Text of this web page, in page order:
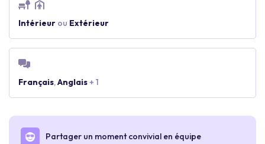
Intérieur ou Extérieur
Français,Anglais+ 1
Partager un moment convivial en équipe